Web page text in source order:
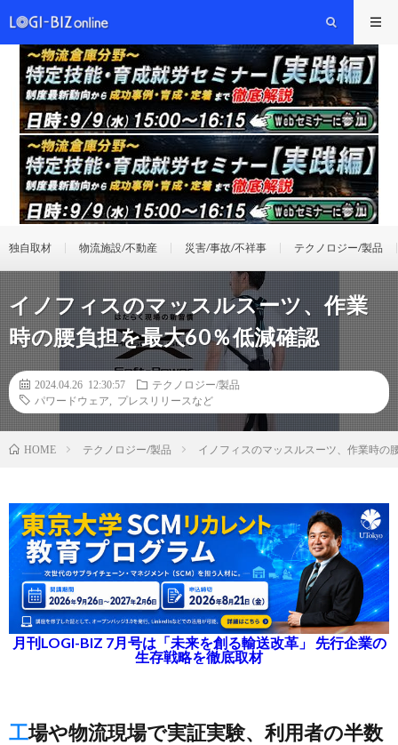
独自取材 物流施設/不動産 災害/事故/不祥事 テクノロジー/製品
イノフィスのマッスルスーツ、作業
時の腰負担を最大60％低減確認
2024.04.26 12:30:57
テクノロジー/製品
パワードウェア
プレスリリースなど
HOME テクノロジー/製品 イノフィスのマッスルスーツ、作業時の
月刊LOGI-BIZ 7月号は「未来を創る輸送改革」 先行企業の
生存戦略を徹底取材
工場や物流現場で実証実験、利用者の半数